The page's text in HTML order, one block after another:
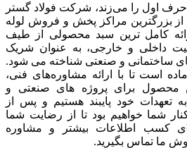
حرف اول را می‌زند، شرکت فولاد گستر
از بزرگترین مراکز پخش و فروش لوله
کامل ترین سبد محصولی از طیف
داخلی و خارجی، به عنوان شریک
ساختمانی و صنعتی شناخته می شود.
است تا با ارائه مشاوره‌های فنی،
محصول برای پروژه های صنعتی و
تعهدات خود پایبند هستیم و پس از
شما خواهیم بود تا از رضایت شما
کسب اطلاعات بیشتر و مشاوره
ما تماس بگیرید.